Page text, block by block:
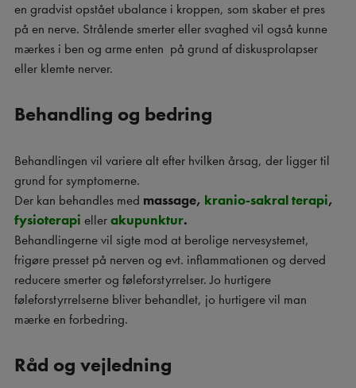
en gradvist opstået ubalance i kroppen, som skaber et pres
på en nerve. Strålende smerter eller svaghed vil også kunne
mærkes i ben og arme enten på grund af diskusprolapser
eller klemte nerver.
Behandling og bedring
Behandlingen vil variere alt efter hvilken årsag, der ligger til
grund for symptomerne.
Der kan behandles med massage, kranio-sakral terapi,
fysioterapi ellerakupunktur.
Behandlingerne vil sigte mod at berolige nervesystemet,
frigøre presset på nerven og evt. inflammationen og derved
reducere smerter og føleforstyrrelser. Jo hurtigere
føleforstyrrelserne bliver behandlet, jo hurtigere vil man
mærke en forbedring.
Råd og vejledning